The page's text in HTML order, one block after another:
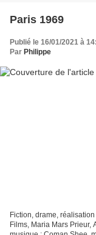
Paris 1969
Publié le 16/01/2021 à
Par Philippe
Fiction, drame,
Films, Maria Mars Prieur,